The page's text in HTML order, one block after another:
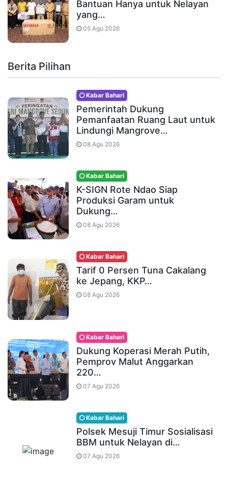
Bantuan Hanya untuk Nelayan
yang…
05 Agu 2026
Berita Pilihan
Kabar Bahari
Pemerintah Dukung
Pemanfaatan Ruang Laut untuk
Lindungi Mangrove…
08 Agu 2026
Kabar Bahari
K-SIGN Rote Ndao Siap
Produksi Garam untuk
Dukung…
08 Agu 2026
Kabar Bahari
Tarif 0 Persen Tuna Cakalang
ke Jepang, KKP…
08 Agu 2026
Kabar Bahari
Dukung Koperasi Merah Putih,
Pemprov Malut Anggarkan
220…
07 Agu 2026
Kabar Bahari
Polsek Mesuji Timur Sosialisasi
BBM untuk Nelayan di…
07 Agu 2026